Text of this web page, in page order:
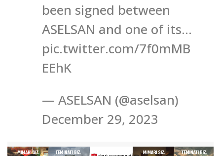
been signed between
ASELSAN and one of its…
pic.twitter.com/7f0mMB
EEhK
— ASELSAN (@aselsan)
December 29, 2023